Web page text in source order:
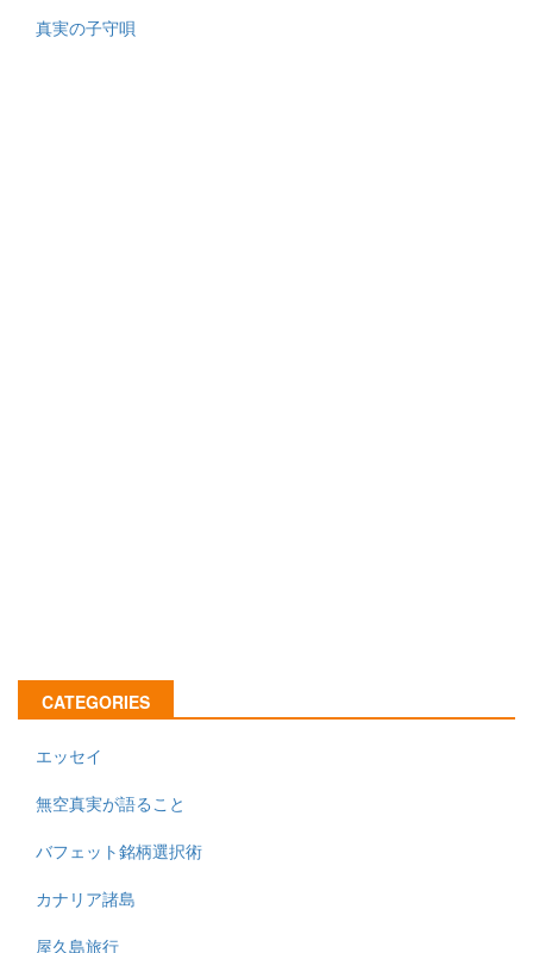
真実の子守唄
CATEGORIES
エッセイ
無空真実が語ること
バフェット銘柄選択術
カナリア諸島
屋久島旅行